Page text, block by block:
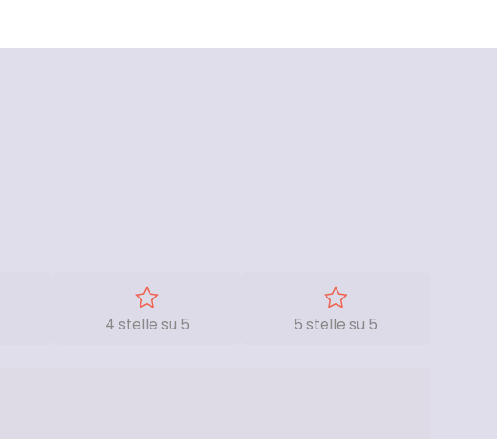
4 stelle su 5 5 stelle su 5